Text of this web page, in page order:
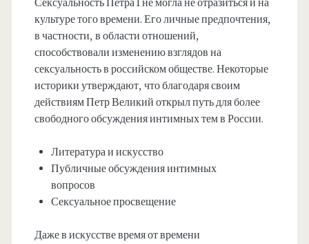
Сексуальность Петра I не могла не отразиться и на
культуре того времени. Его личные предпочтения,
в частности, в области отношений,
способствовали изменению взглядов на
сексуальность в российском обществе. Некоторые
историки утверждают, что благодаря своим
действиям Петр Великий открыл путь для более
свободного обсуждения интимных тем в России.
Литература и искусство
Публичные обсуждения интимных
вопросов
Сексуальное просвещение
Даже в искусстве время от времени